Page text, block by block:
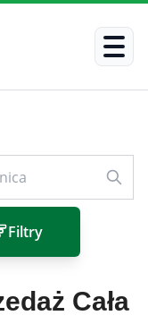
Filtry
Cała